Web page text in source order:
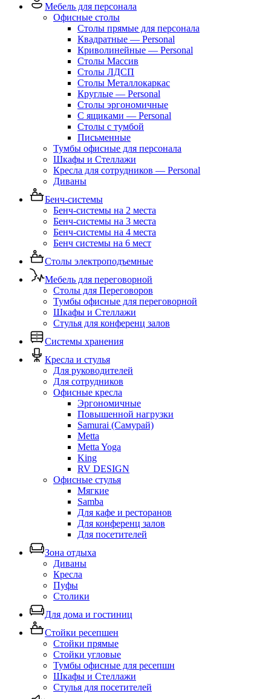
Мебель для персонала
Офисные столы
Столы прямые для персонала
Квадратные — Personal
Криволинейные — Personal
Столы Массив
Столы ЛДСП
Столы Металлокаркас
Круглые — Personal
Столы эргономичные
С ящиками — Personal
Столы с тумбой
Письменные
Тумбы офисные для персонала
Шкафы и Стеллажи
Кресла для сотрудников — Personal
Диваны
Бенч-системы
Бенч-системы на 2 места
Бенч-системы на 3 места
Бенч-системы на 4 места
Бенч системы на 6 мест
Столы электроподъемные
Мебель для переговорной
Столы для Переговоров
Тумбы офисные для переговорной
Шкафы и Стеллажи
Стулья для конференц залов
Системы хранения
Кресла и стулья
Для руководителей
Для сотрудников
Офисные кресла
Эргономичные
Повышенной нагрузки
Samurai (Самурай)
Metta
Metta Yoga
King
RV DESIGN
Офисные стулья
Мягкие
Samba
Для кафе и ресторанов
Для конференц залов
Для посетителей
Зона отдыха
Диваны
Кресла
Пуфы
Столики
Для дома и гостиниц
Стойки ресепшен
Стойки прямые
Стойки угловые
Тумбы офисные для ресепшн
Шкафы и Стеллажи
Стулья для посетителей